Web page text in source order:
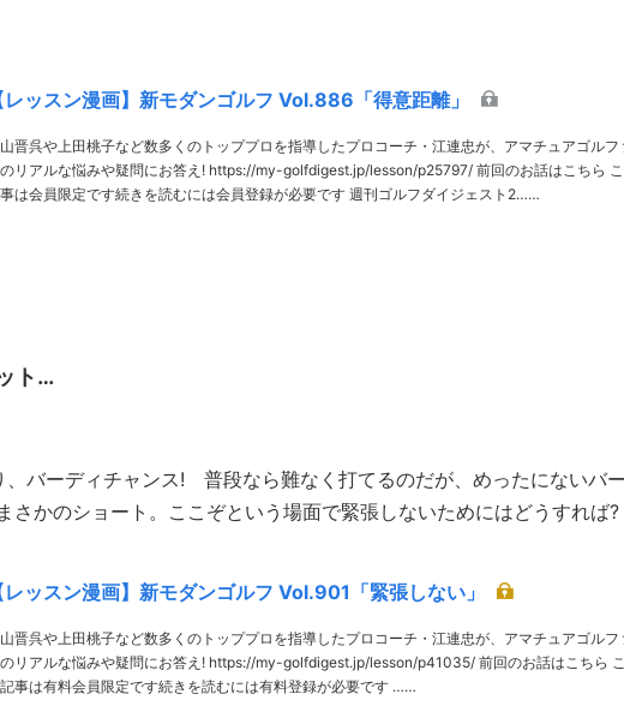
レッスン漫画】新モダンゴルフ Vol.886「得意距離」
晋呉や上田桃子など数多くのトッププロを指導したプロコーチ・江連忠が、アマチュアゴルフ
ルな悩みや疑問にお答え! https://my-golfdigest.jp/lesson/p25797/ 前回のお話はこちら この
記事は会員限定です続きを読むには会員登録が必要です 週刊ゴルフダイジェスト2……
ト…
、バーディチャンス! 普段なら難なく打てるのだが、めったにないバ
さかのショート。ここぞという場面で緊張しないためにはどうすれば?
レッスン漫画】新モダンゴルフ Vol.901「緊張しない」
晋呉や上田桃子など数多くのトッププロを指導したプロコーチ・江連忠が、アマチュアゴルフ
ルな悩みや疑問にお答え! https://my-golfdigest.jp/lesson/p41035/ 前回のお話はこちら こ
の記事は有料会員限定です続きを読むには有料登録が必要です ……